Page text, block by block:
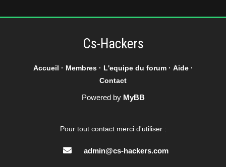
Cs-Hackers
Accueil · Membres· L'equipe du forum· Aide·
Contact
Powered by MyBB
Pour tout contact merci d'utiliser :
admin@cs-hackers.com